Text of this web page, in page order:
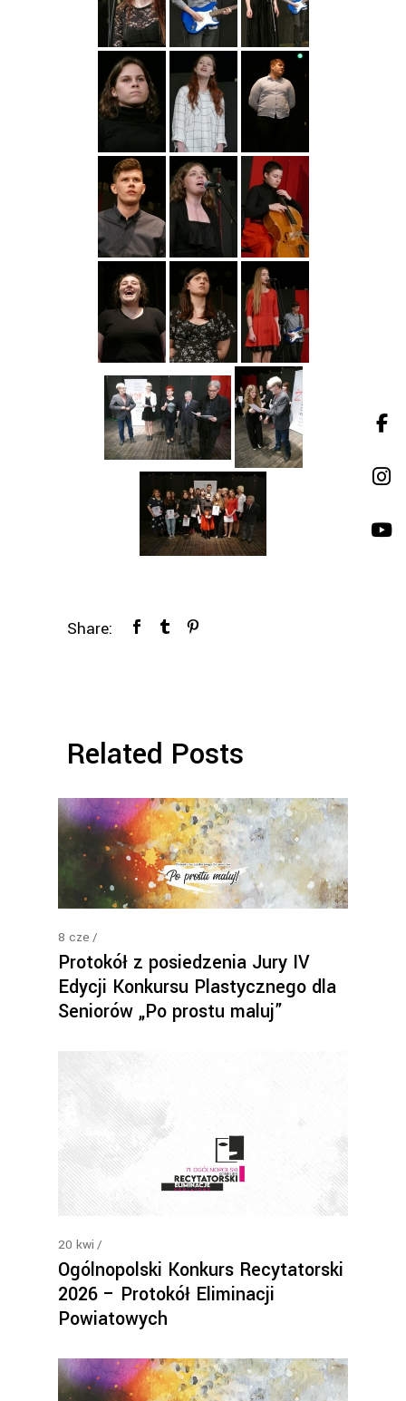
Share:
Related Posts
8 cze
Protokół z posiedzenia Jury IV
Edycji Konkursu Plastycznego dla
Seniorów „Po prostu maluj”
20 kwi
Ogólnopolski Konkurs Recytatorski
2026 – Protokół Eliminacji
Powiatowych